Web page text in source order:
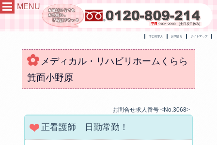
MENU
非公開求人 お問合せ サイトマップ
メディカル・リハビリホームくらら
箕面小野原
お問合せ求人番号 <No.3068>
正看護師 日勤常勤！